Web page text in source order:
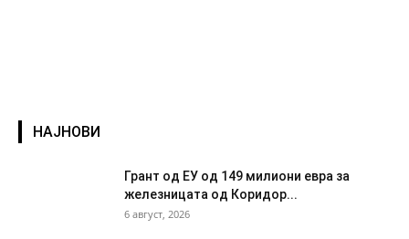
НАЈНОВИ
Грант од ЕУ од 149 милиони евра за
железницата од Коридор...
6 август, 2026